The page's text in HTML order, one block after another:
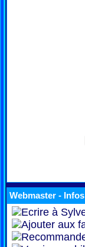
Webmaster - Infos